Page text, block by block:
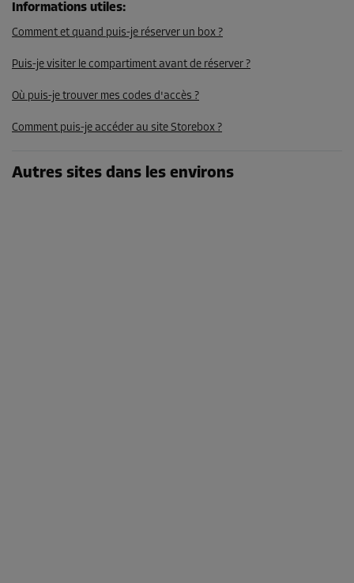
Informations utiles:
Comment et quand puis-je réserver un box ?
Puis-je visiter le compartiment avant de réserver ?
Où puis-je trouver mes codes d'accès ?
Comment puis-je accéder au site Storebox ?
Autres sites dans les environs